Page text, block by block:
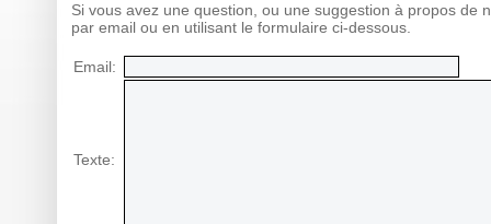
Si vous avez une question, ou une suggestion à propos de
par email ou en utilisant le formulaire ci-dessous.
Email:
Texte: